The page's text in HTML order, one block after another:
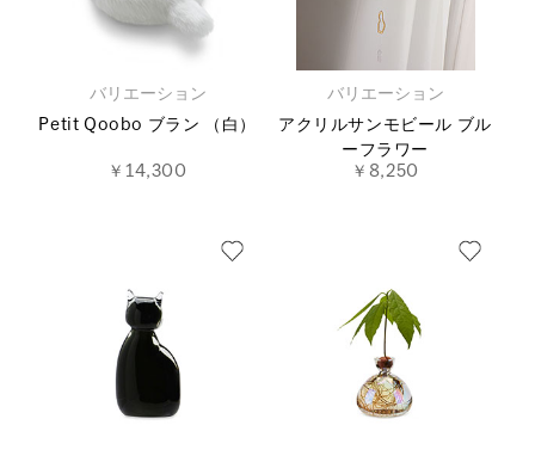
バリエーション
Petit Qoobo ブラン （白）
￥14,300
バリエーション
アクリルサンモビール ブル
ーフラワー
￥8,250